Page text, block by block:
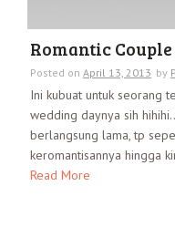
Romantic Couple
Posted on April 13, 2013 by
Ini kubuat untuk seorang
wedding daynya sih
berlangsung lama, tp
keromantisannya hingga
Read More